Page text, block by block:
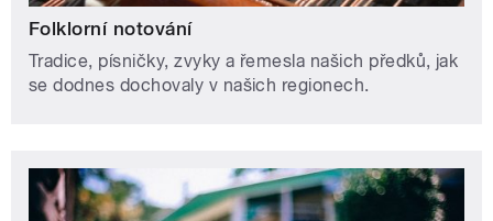
Folklorní notování
Tradice, písničky, zvyky a řemesla našich předků, jak
se dodnes dochovaly v našich regionech.